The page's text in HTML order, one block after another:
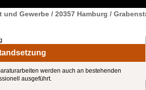
Gewerbe / 20357 Hamburg /
werden auch an bestehenden
ausgeführt.